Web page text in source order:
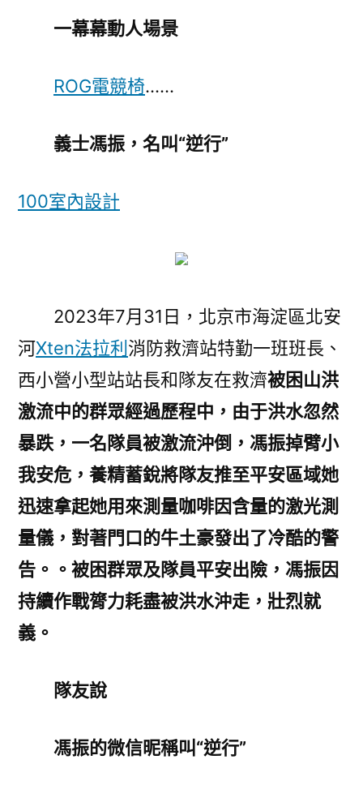
一幕幕動人場景
ROG電競椅……
義士馮振，名叫“逆行”
100室內設計
2023年7月31日，北京市海淀區北安
河Xten法拉利 消防救濟站特勤一班班長、
西小營小型站站長和隊友在救濟被困山洪
激流中的群眾經過歷程中，由于洪水忽然
暴跌，一名隊員被激流沖倒，馮振掉臂小
我安危，養精蓄銳將隊友推至平安區域她
迅速拿起她用來測量咖啡因含量的激光測
量儀，對著門口的牛土豪發出了冷酷的警
告。。被困群眾及隊員平安出險，馮振因
持續作戰膂力耗盡被洪水沖走， 壯烈就
義。
隊友說
馮振的微信昵稱叫“逆行”